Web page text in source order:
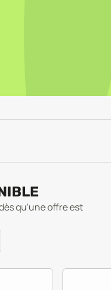
qu'une offre est